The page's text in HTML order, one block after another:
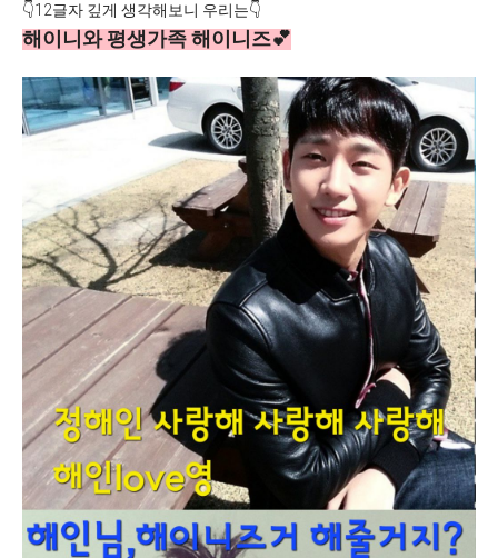
👇12글자 깊게 생각해보니 우리는👇
해이니와 평생가족 해이니즈💕